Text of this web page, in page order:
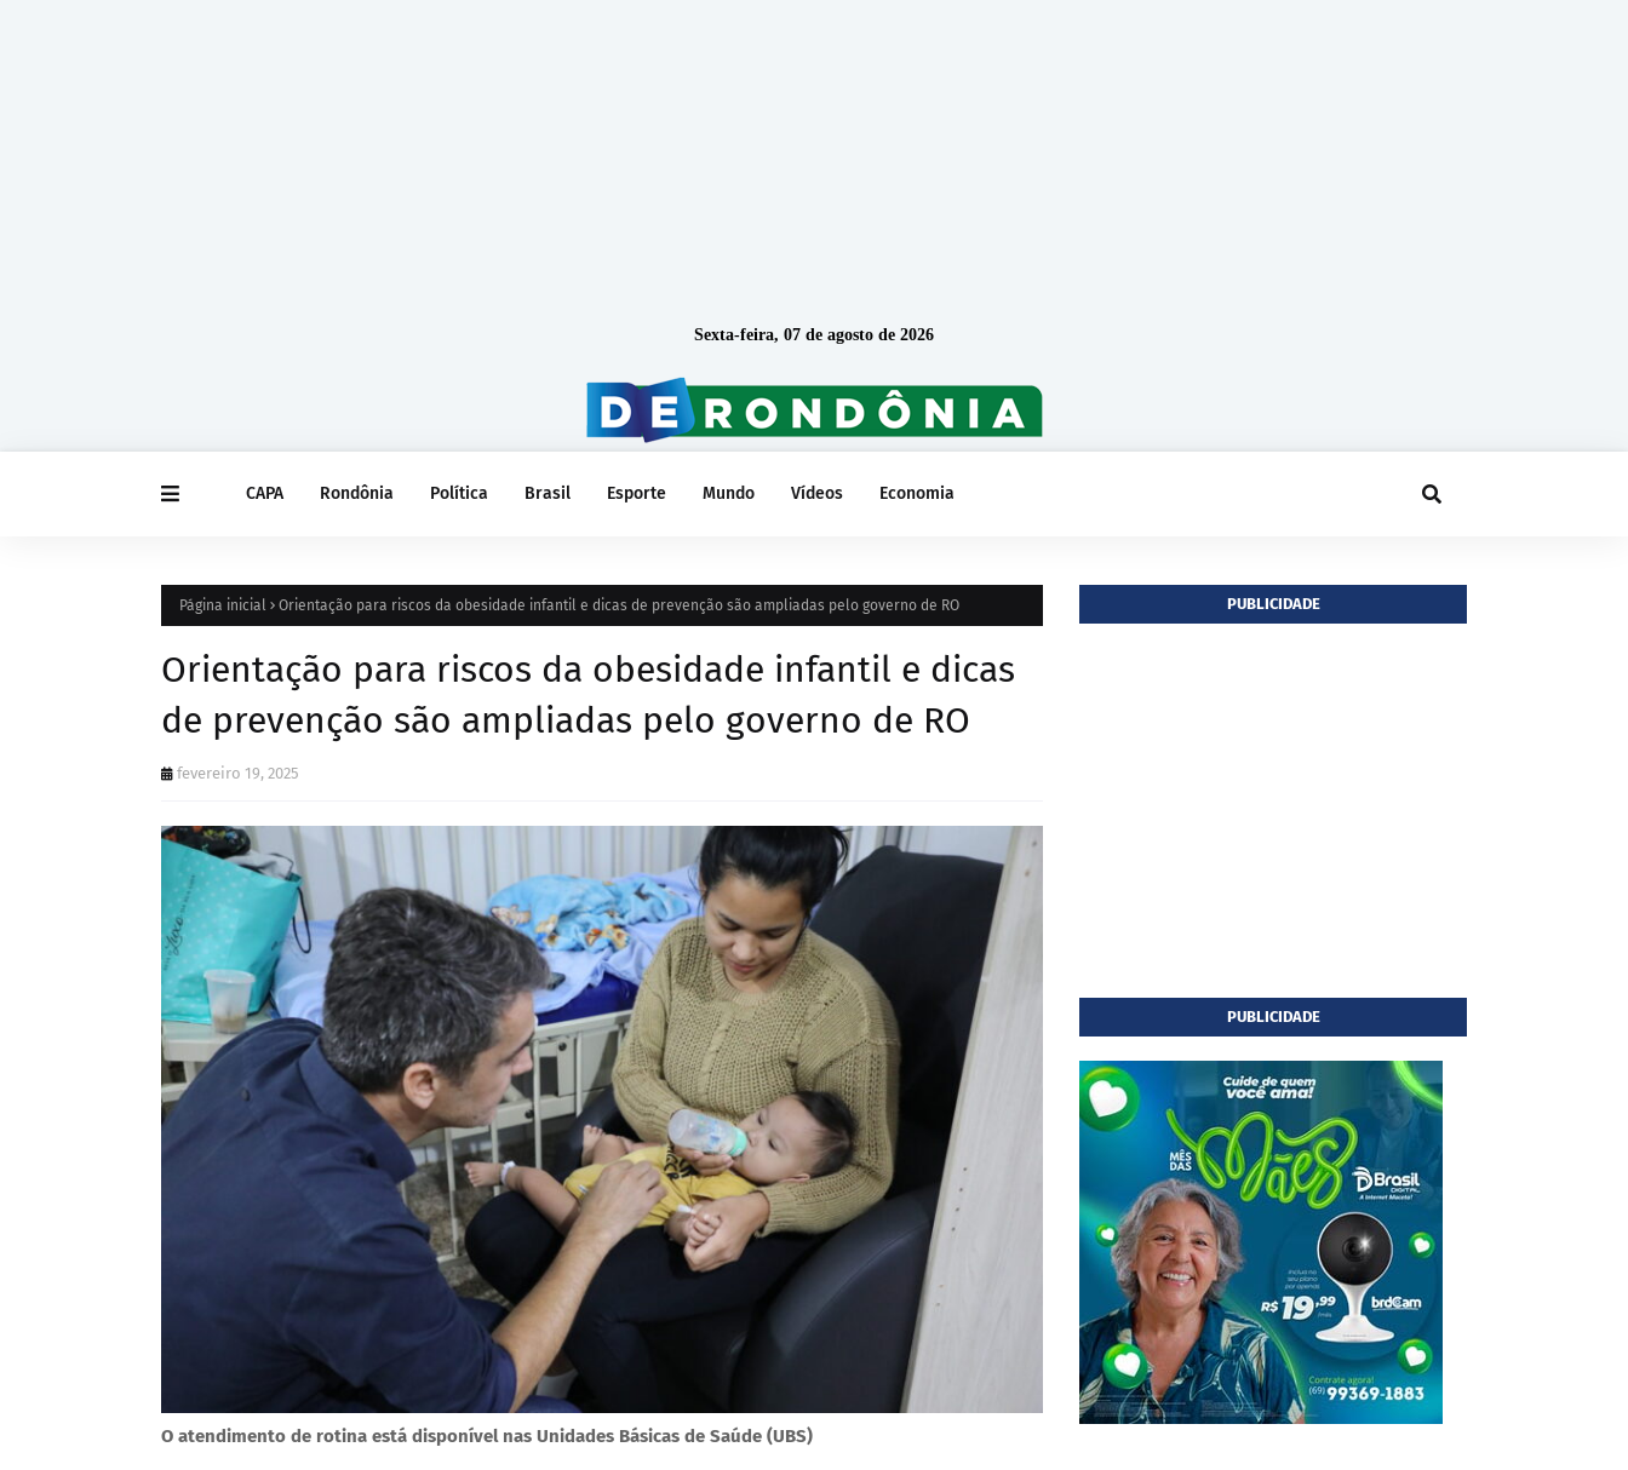
Sexta-feira, 07 de agosto de 2026
CAPA Rondônia Política Brasil Esporte Mundo Vídeos Economia
Página inicial Orientação para riscos da obesidade infantil e dicas de prevenção são ampliadas pelo governo de RO
Orientação para riscos da obesidade infantil e dicas
de prevenção são ampliadas pelo governo de RO
fevereiro 19, 2025
O atendimento de rotina está disponível nas Unidades Básicas de Saúde (UBS)
PUBLICIDADE
PUBLICIDADE